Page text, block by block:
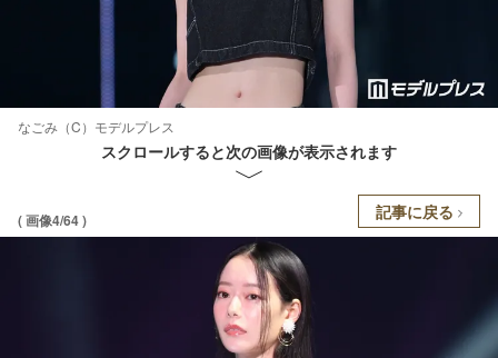
なごみ（C）モデルプレス
スクロールすると次の画像が表示されます
( 画像4/64 ) 記事に戻る